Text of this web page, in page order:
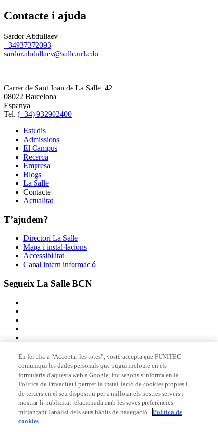
Contacte i ajuda
Sardor Abdullaev
+34937372093
sardor.abdullaev@salle.url.edu
Carrer de Sant Joan de La Salle, 42
08022 Barcelona
Espanya
Tel. (+34) 932902400
Estudis
Admissions
El Campus
Recerca
Empresa
Blogs
La Salle
Contacte
Actualitat
T’ajudem?
Directori La Salle
Mapa i instal·lacions
Accessibilitat
Canal intern informació
Segueix La Salle BCN
Membre de
Acreditacions
En fer clic a “Acceptar-les totes”, vostè accepta que FUNITEC
comuniqui les dades personals que pugui incloure en els
formularis d'aquesta web a Google, Inc segons s'informa en la
Política de Privacitat i permet la instal·lació de cookies pròpies i
de tercers en el seu dispositiu per a millorar els nostres serveis i
mostrar-li publicitat relacionada amb les seves preferències
mitjançant l'anàlisi dels seus hàbits de navegació. Política de
cookies